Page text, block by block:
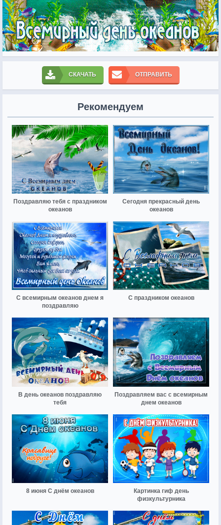
СКАЧАТЬ ОТПРАВИТЬ
Рекомендуем
Поздравляю тебя с праздником
океанов
Сегодня прекрасный день
океанов
С всемирным океанов днем я
поздравляю
С праздником океанов
В день океанов поздравляю
тебя
Поздравляем вас с всемирным
днем океанов
8 июня С днём океанов
Картинка гиф день
физкультурника